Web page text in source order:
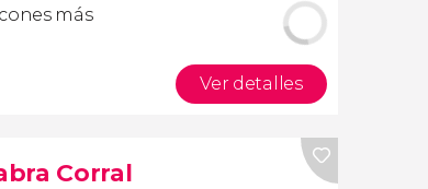
más
Ver detalles
Corral